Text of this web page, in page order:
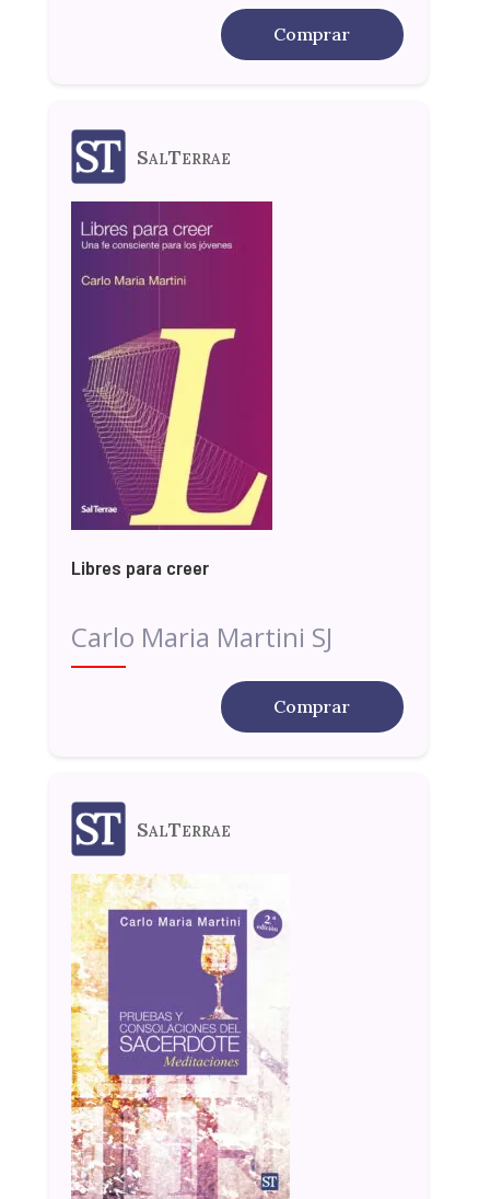
Comprar
SalTerrae
Libres para creer
Carlo Maria Martini SJ
Comprar
SalTerrae